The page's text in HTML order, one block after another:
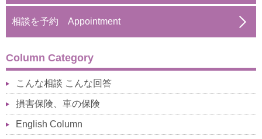
相談を予約 Appointment
Column Category
こんな相談 こんな回答
損害保険、車の保険
English Column